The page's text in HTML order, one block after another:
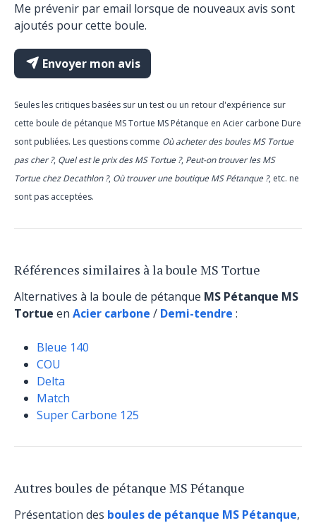
Me prévenir par email lorsque de nouveaux avis sont
ajoutés pour cette boule.
Envoyer mon avis
Seules les critiques basées sur un test ou un retour d'expérience sur
cette boule de pétanque MS Tortue MS Pétanque en Acier carbone Dure
sont publiées. Les questions comme Où acheter des boules MS Tortue
pas cher ?, Quel est le prix des MS Tortue ?, Peut-on trouver les MS
Tortue chez Decathlon ?, Où trouver une boutique MS Pétanque ?, etc. ne
sont pas acceptées.
Références similaires à la boule MS Tortue
Alternatives à la boule de pétanque MS Pétanque MS
Tortue en Acier carbone / Demi-tendre :
Bleue 140
COU
Delta
Match
Super Carbone 125
Autres boules de pétanque MS Pétanque
Présentation des boules de pétanque MS Pétanque,